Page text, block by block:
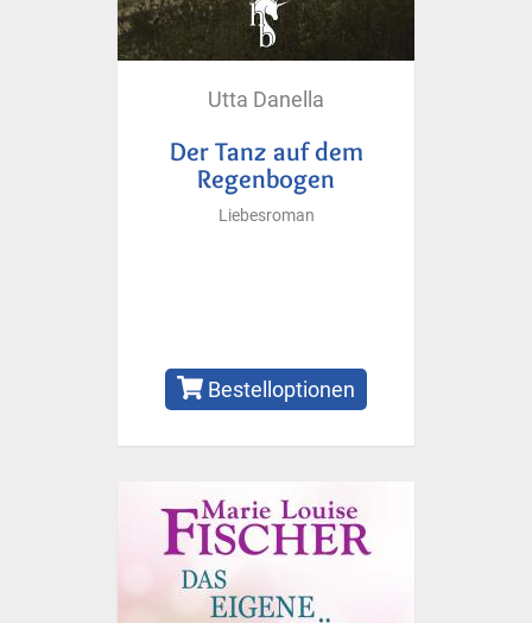
Utta Danella
Der Tanz auf dem
Regenbogen
Liebesroman
Bestelloptionen